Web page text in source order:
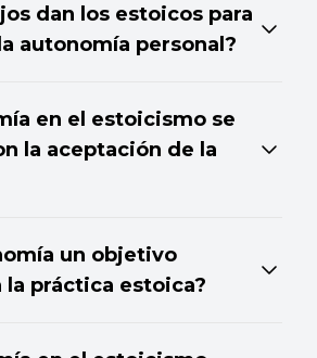
dan los estoicos para
autonomía personal?
en el estoicismo se
la aceptación de la
un objetivo
práctica estoica?